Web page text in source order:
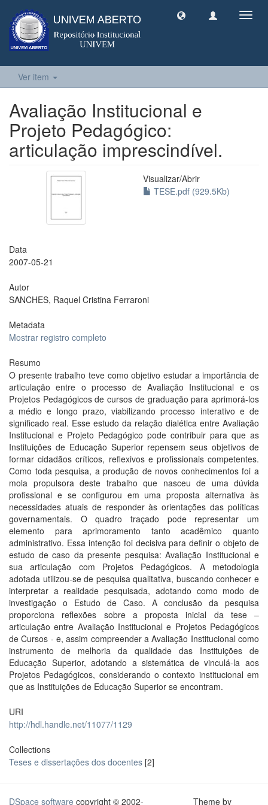
Ver item
Avaliação Institucional e
Projeto Pedagógico:
articulação imprescindível.
Visualizar/Abrir
TESE.pdf (929.5Kb)
Data
2007-05-21
Autor
SANCHES, Raquel Cristina Ferraroni
Metadata
Mostrar registro completo
Resumo
O presente trabalho teve como objetivo estudar a importância de
articulação entre o processo de Avaliação Institucional e os
Projetos Pedagógicos de cursos de graduação para aprimorá-los
a médio e longo prazo, viabilizando processo interativo e de
significado real. Esse estudo da relação dialética entre Avaliação
Institucional e Projeto Pedagógico pode contribuir para que as
Instituições de Educação Superior repensem seus objetivos de
formar cidadãos críticos, reflexivos e profissionais competentes.
Como toda pesquisa, a produção de novos conhecimentos foi a
mola propulsora deste trabalho que nasceu de uma dúvida
profissional e se configurou em uma proposta alternativa às
necessidades atuais de responder às orientações das políticas
governamentais. O quadro traçado pode representar um
elemento para aprimoramento tanto acadêmico quanto
administrativo. Essa intenção foi decisiva para definir o objeto de
estudo de caso da presente pesquisa: Avaliação Institucional e
sua articulação com Projetos Pedagógicos. A metodologia
adotada utilizou-se de pesquisa qualitativa, buscando conhecer e
interpretar a realidade pesquisada, adotando como modo de
investigação o Estudo de Caso. A conclusão da pesquisa
proporciona reflexões sobre a proposta inicial da tese –
articulação entre Avaliação Institucional e Projetos Pedagógicos
de Cursos - e, assim compreender a Avaliação Institucional como
instrumento de melhoria da qualidade das Instituições de
Educação Superior, adotando a sistemática de vinculá-la aos
Projetos Pedagógicos, considerando o contexto institucional em
que as Instituições de Educação Superior se encontram.
URI
http://hdl.handle.net/11077/1129
Collections
Teses e dissertações dos docentes [2]
DSpace software copyright © 2002- Theme by